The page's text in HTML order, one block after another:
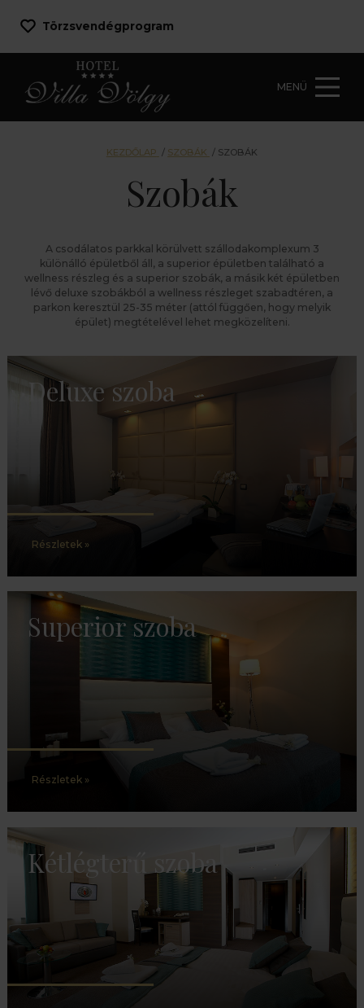
Törzsvendégprogram
MENÜ
KEZDŐLAP / SZOBÁK / SZOBÁK
Szobák
A csodálatos parkkal körülvett szállodakomplexum 3
különálló épületből áll, a superior épületben található a
wellness részleg és a superior szobák, a másik két épületben
lévő deluxe szobákból a wellness részleget szabadtéren, a
parkon keresztül 25-35 méter (attól függően, hogy melyik
épület) megtételével lehet megközelíteni.
Deluxe szoba
Részletek »
Superior szoba
Részletek »
Kétlégterű szoba